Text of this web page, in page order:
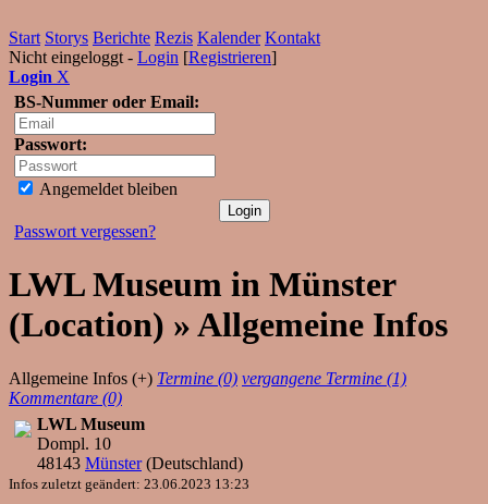
Start Storys Berichte Rezis Kalender Kontakt
Nicht eingeloggt - Login [Registrieren]
Login X
BS-Nummer oder Email:
Passwort:
Angemeldet bleiben
Passwort vergessen?
LWL Museum in Münster
(Location) » Allgemeine Infos
Allgemeine Infos (+) Termine (0) vergangene Termine (1)
Kommentare (0)
LWL Museum
Dompl. 10
48143 Münster(Deutschland)
Infos zuletzt geändert: 23.06.2023 13:23